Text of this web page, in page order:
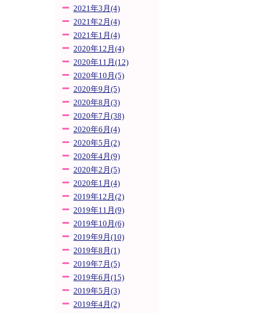
2021年3月(4)
2021年2月(4)
2021年1月(4)
2020年12月(4)
2020年11月(12)
2020年10月(5)
2020年9月(5)
2020年8月(3)
2020年7月(38)
2020年6月(4)
2020年5月(2)
2020年4月(9)
2020年2月(5)
2020年1月(4)
2019年12月(2)
2019年11月(9)
2019年10月(6)
2019年9月(10)
2019年8月(1)
2019年7月(5)
2019年6月(15)
2019年5月(3)
2019年4月(2)